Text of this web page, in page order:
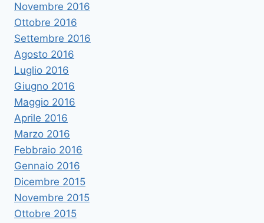
Novembre 2016
Ottobre 2016
Settembre 2016
Agosto 2016
Luglio 2016
Giugno 2016
Maggio 2016
Aprile 2016
Marzo 2016
Febbraio 2016
Gennaio 2016
Dicembre 2015
Novembre 2015
Ottobre 2015